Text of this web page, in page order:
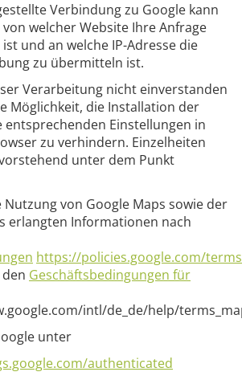
Verbindung zu Google kann
welcher Website Ihre Anfrage
und an welche IP-Adresse die
zu übermitteln ist.
Verarbeitung nicht einverstanden
Möglichkeit, die Installation der
entsprechenden Einstellungen in
zu verhindern. Einzelheiten
unter dem Punkt
von Google Maps sowie der
erlangten Informationen nach
https://policies.google.com/
Geschäftsbedingungen für
intl/de_de/help/
unter
authenticated